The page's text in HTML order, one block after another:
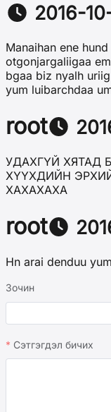
2016-
Manaihan ene
otgonjargaliigaa
bgaa biz nyalh
yum luibarchdaa
root
УДАХГҮЙ ХЯТАД
ХҮҮХДИЙН
ХАХАХАХА
root
Hn arai denduu
Зочин
Сэтгэгдэл бичих